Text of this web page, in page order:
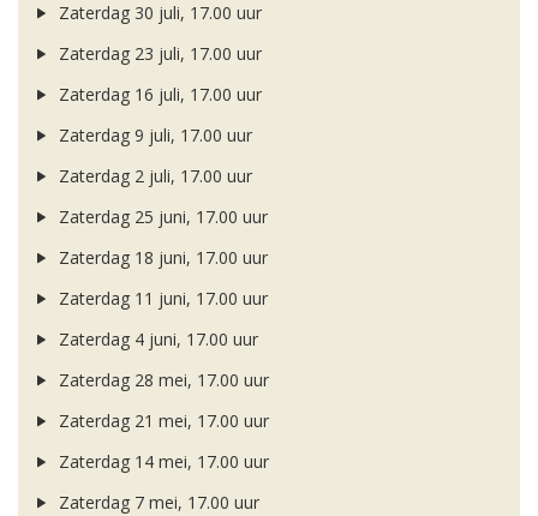
Zaterdag 30 juli, 17.00 uur
Zaterdag 23 juli, 17.00 uur
Zaterdag 16 juli, 17.00 uur
Zaterdag 9 juli, 17.00 uur
Zaterdag 2 juli, 17.00 uur
Zaterdag 25 juni, 17.00 uur
Zaterdag 18 juni, 17.00 uur
Zaterdag 11 juni, 17.00 uur
Zaterdag 4 juni, 17.00 uur
Zaterdag 28 mei, 17.00 uur
Zaterdag 21 mei, 17.00 uur
Zaterdag 14 mei, 17.00 uur
Zaterdag 7 mei, 17.00 uur